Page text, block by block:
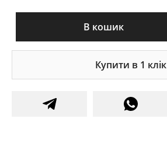
В кошик
Купити в 1 клік